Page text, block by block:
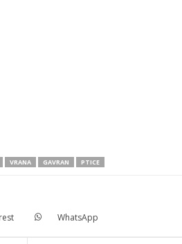
VRANA GAVRAN PTICE
WhatsApp